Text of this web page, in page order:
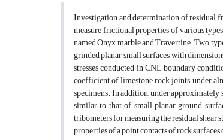
Investigation and determination of residual
measure frictional properties of various
named Onyx marble and Travertine. Two
grinded planar small surfaces with
stresses conducted in CNL boundary
coefficient of limestone rock joints, under
specimens. In addition, under
similar to that of small planar ground
tribometers for measuring the residual
properties of a point contacts of rock